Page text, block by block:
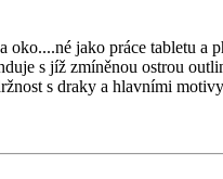
jako práce tabletu a
s jíž zmíněnou ostrou
s draky a hlavními